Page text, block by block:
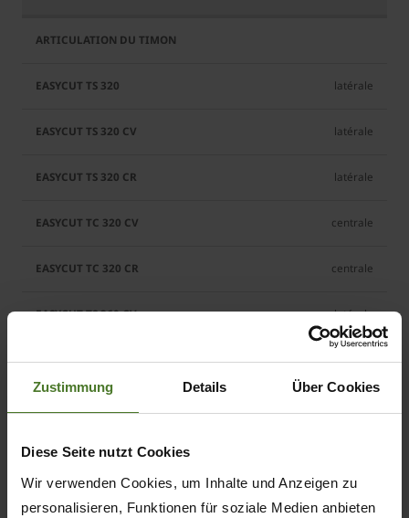
Zustimmung Details Über Cookies
Diese Seite nutzt Cookies
Wir verwenden Cookies, um Inhalte und Anzeigen zu
personalisieren, Funktionen für soziale Medien anbieten
latérale
latérale
latérale
centrale
centrale
latérale
latérale